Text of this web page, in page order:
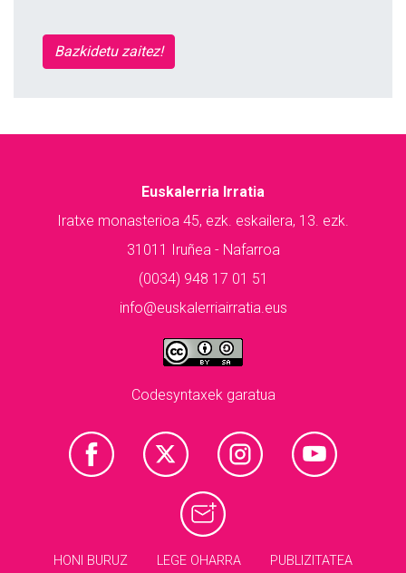
Bazkidetu zaitez!
Euskalerria Irratia
Iratxe monasterioa 45, ezk. eskailera, 13. ezk.
31011 Iruñea - Nafarroa
(0034) 948 17 01 51
info@euskalerriairratia.eus
Codesyntaxek garatua
HONI BURUZ LEGE OHARRA PUBLIZITATEA